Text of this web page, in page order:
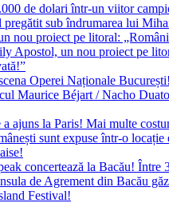
de dolari într-un viitor
pregătit sub îndrumarea lui
nou proiect pe litoral:
Apostol, un nou proiect pe
Operei Naționale
Maurice Béjart / Nacho
a ajuns la Paris! Mai multe
sunt expuse într-o locație
concertează la Bacău! Între
de Agrement din Bacău
Festival!